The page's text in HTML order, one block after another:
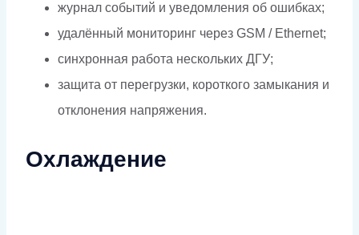
журнал событий и уведомления об ошибках;
удалённый мониторинг через GSM / Ethernet;
синхронная работа нескольких ДГУ;
защита от перегрузки, короткого замыкания и
отклонения напряжения.
Охлаждение